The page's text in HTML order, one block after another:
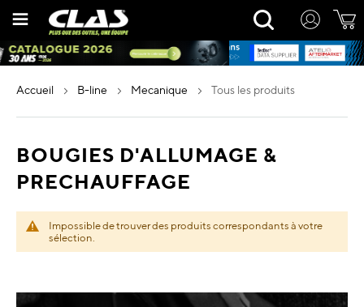
Rechercher
accueil b-line mecanique tous les produits
BOUGIES D'ALLUMAGE &
PRECHAUFFAGE
Impossible de trouver des produits correspondants à votre
sélection.